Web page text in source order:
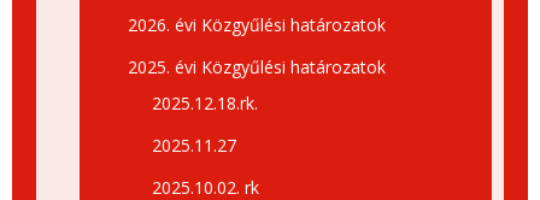
2026. évi Közgyűlési határozatok
2025. évi Közgyűlési határozatok
2025.12.18.rk.
2025.11.27
2025.10.02. rk